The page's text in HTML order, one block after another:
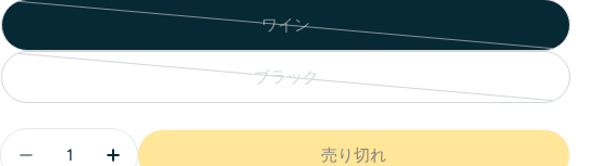
ワイン
ブラック
売り切れ